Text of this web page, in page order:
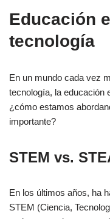
Educación
tecnología
En un mundo cada vez
tecnología, la educación
¿cómo estamos
importante?
STEM vs.
En los últimos años, ha
STEM (Ciencia,